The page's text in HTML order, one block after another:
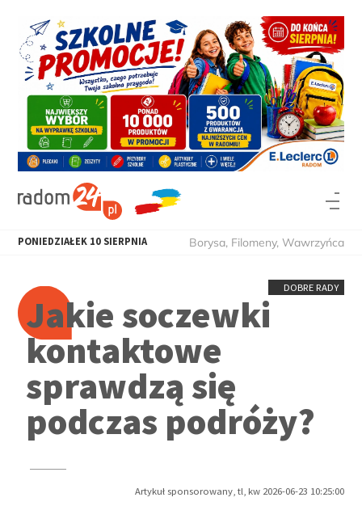
PONIEDZIAŁEK 10 SIERPNIA Borysa, Filomeny, Wawrzyńca
DOBRE RADY
Jakie soczewki
kontaktowe
sprawdzą się
podczas podróży?
Artykuł sponsorowany, tl, kw 2026-06-23 10:25:00